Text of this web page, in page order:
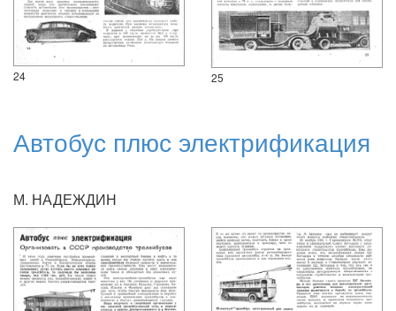
24 25
Автобус плюс электрификация
М. НАДЕЖДИН